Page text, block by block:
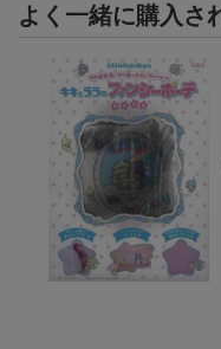
よく一緒に購入さ